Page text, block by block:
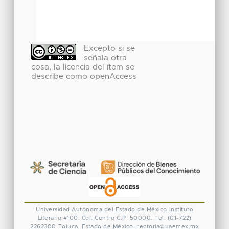
Excepto si se
señala otra
cosa, la licencia del ítem se
describe como openAccess
Universidad Autónoma del Estado de México
Instituto
Literario #100. Col. Centro C.P. 50000. Tel. (01-722)
2262300 Toluca, Estado de México. rectoria@uaemex.mx